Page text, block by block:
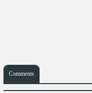
Comments